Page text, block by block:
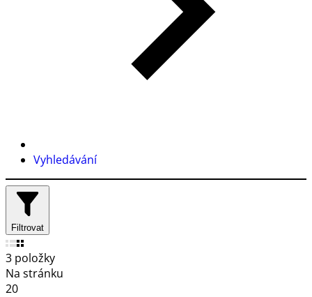
Vyhledávání
Filtrovat
3 položky
Na stránku
20